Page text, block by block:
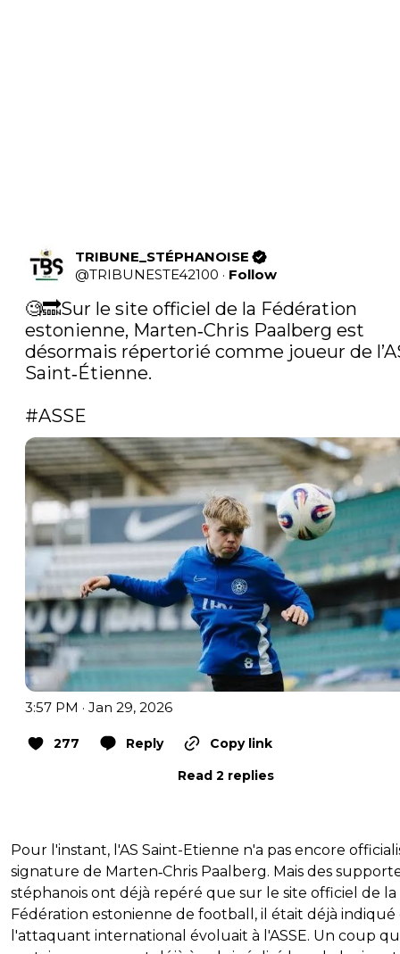
TRIBUNE_STÉPHANOISE
@TRIBUNESTE42100 · Follow
🧐🔜Sur le site officiel de la Fédération
estonienne, Marten‑Chris Paalberg est
désormais répertorié comme joueur de
Saint‑Étienne.
#ASSE
3:57 PM · Jan 29, 2026
277 Reply
Copy link
Read 2 replies
Pour l'instant, l'AS Saint-Etienne n'a pas encore
signature de Marten‑Chris Paalberg. Mais des
stéphanois ont déjà repéré que sur le site officiel de la
Fédération estonienne de football, il était déjà
l'attaquant international évoluait à l'ASSE. Un coup